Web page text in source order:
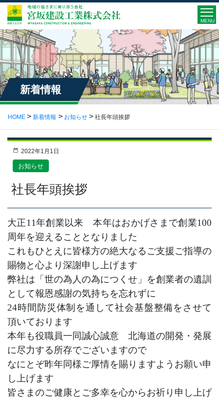
MENU
新着情報
HOME 新着情報 お知らせ 社長年頭挨拶
2022年1月1日
お知らせ
社長年頭挨拶
大正11年創業以来 本年はおかげさまで創業100
周年を迎えることとなりました
これもひとえに皆様方の絶大なるご支援ご指導の
賜物と心より深謝申し上げます
弊社は「世の為人の為につくせ」を創業者の遺訓
として報恩感謝の気持ちを忘れずに
24時間防災体制を通して社会基盤整備をさせて
頂いております
本年も役職員一同誠心誠意 北海道の開発・発展
に尽力する所存でございますので
なにとぞ昨年同様ご厚情を賜りますようお願い申
し上げます
皆さまのご健康とご多幸を心からお祈り申し上げ